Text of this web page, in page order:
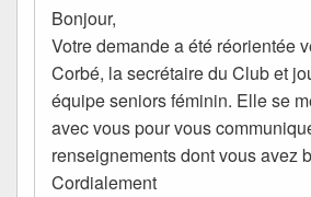
Bonjour,
Votre demande a été réorientée
Corbé, la secrétaire du Club et
équipe seniors féminin. Elle se
avec vous pour vous
renseignements dont vous avez
Cordialement